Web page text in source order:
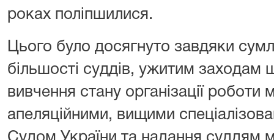
роках поліпшилися.
Цього було досягнуто завдяки
більшості суддів, ужитим заходам
вивчення стану організації роботи
апеляційними, вищими